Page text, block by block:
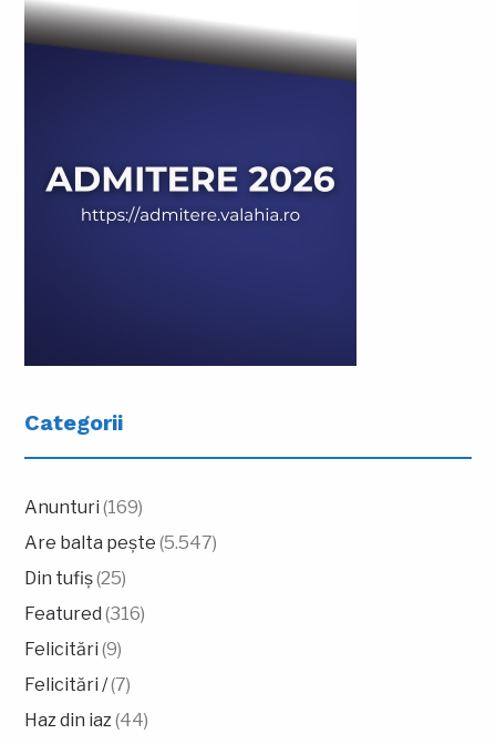
Categorii
Anunturi (169)
Are balta pește (5.547)
Din tufiș(25)
Featured (316)
Felicitări (9)
Felicitări /(7)
Haz din iaz(44)